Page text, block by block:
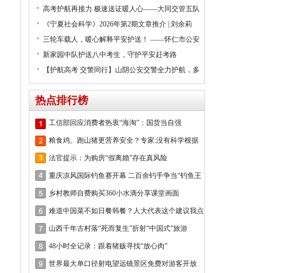
高考护航再接力 极速送证暖人心——大同交管五队
《宁夏社会科学》2026年第2期文章推介 | 刘余莉
三轮车载人，暖心解释平安护送！ ——怀仁市公安
新家园中队护送八中考生，守护平安赶考路
【护航高考 交警同行】山阴公安交警全力护航，多
热点排行榜
工信部回应消费者热衷“海淘”：国货当自强
粮食鸡、跑山猪更营养安全？专家:没有科学根据
法官提示：为购房“假离婚”存在真风险
重庆凉风国际钓鱼赛开幕 二百余钓手争当“钓鱼王
乡村教师自费购买360小水滴分享课堂画面
难道中国菜不如日餐韩餐？人大代表这个建议我点
山西千年古村落“死而复生”折射“中国式”旅游
48小时全记录：跟着猪贩寻找“放心肉”
世界最大单口径射电望远镜景区免费对游客开放